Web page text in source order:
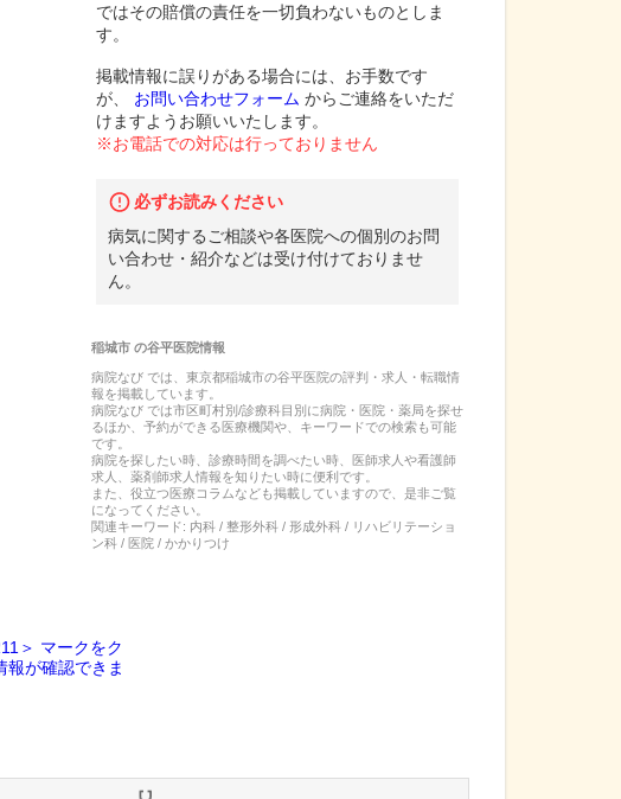
ではその賠償の責任を一切負わないものとしま
す。
掲載情報に誤りがある場合には、お手数です
が、
お問い合わせフォーム からご連絡をいただ
けますようお願いいたします。
※お電話での対応は行っておりません
必ずお読みください
病気に関するご相談や各医院への個別のお問
い合わせ・紹介などは受け付けておりませ
ん。
稲城市の谷平医院情報
病院なび では、 東京都稲城市の谷平医院の評判・求人・転職情
報を掲載しています。
病院なび では市区町村別/診療科目別に病院・医院・薬局を探せ
るほか、予約ができる医療機関や、キーワードでの検索も可能
です。
病院を探したい時、診療時間を調べたい時、医師求人や看護師
求人、薬剤師求人情報を知りたい時に便利です。
また、役立つ医療コラムなども掲載していますので、是非ご覧
になってください。
関連キーワード: 内科 / 整形外科 / 形成外科 / リハビリテーショ
ン科 / 医院 / かかりつけ